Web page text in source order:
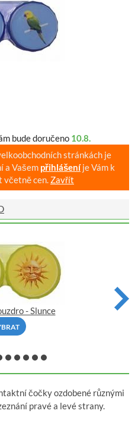
bude doručeno 10.8.
stránkách je
a Vašem přihlášeníje Vám k
včetně cen. Zavřít
- Slunce
čočky ozdobené různými
pravé a levé strany.